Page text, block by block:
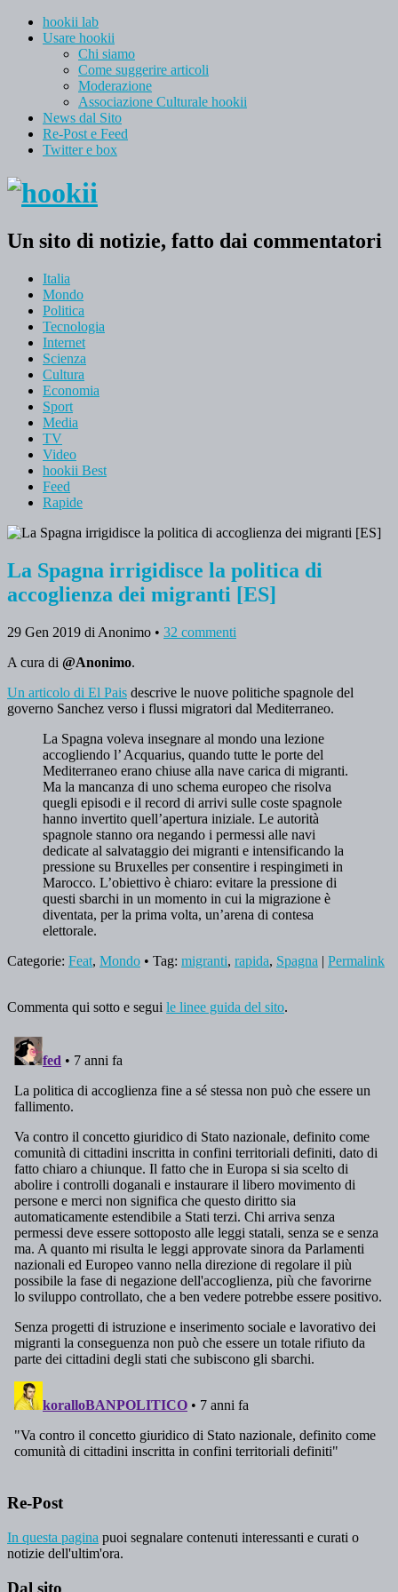
hookii lab
Usare hookii
Chi siamo
Come suggerire articoli
Moderazione
Associazione Culturale hookii
News dal Sito
Re-Post e Feed
Twitter e box
Un sito di notizie, fatto dai commentatori
Italia
Mondo
Politica
Tecnologia
Internet
Scienza
Cultura
Economia
Sport
Media
TV
Video
hookii Best
Feed
Rapide
La Spagna irrigidisce la politica di
accoglienza dei migranti [ES]
29 Gen 2019 di Anonimo • 32 commenti
A cura di @Anonimo.
Un articolo di El Pais descrive le nuove politiche spagnole del
governo Sanchez verso i flussi migratori dal Mediterraneo.
La Spagna voleva insegnare al mondo una lezione
accogliendo l’ Acquarius, quando tutte le porte del
Mediterraneo erano chiuse alla nave carica di migranti.
Ma la mancanza di uno schema europeo che risolva
quegli episodi e il record di arrivi sulle coste spagnole
hanno invertito quell’apertura iniziale. Le autorità
spagnole stanno ora negando i permessi alle navi
dedicate al salvataggio dei migranti e intensificando la
pressione su Bruxelles per consentire i respingimeti in
Marocco. L’obiettivo è chiaro: evitare la pressione di
questi sbarchi in un momento in cui la migrazione è
diventata, per la prima volta, un’arena di contesa
elettorale.
Categorie: Feat, Mondo • Tag: migranti, rapida, Spagna | Permalink
Commenta qui sotto e segui le linee guida del sito.
Re-Post
In questa pagina puoi segnalare contenuti interessanti e curati o
notizie dell'ultim'ora.
Dal sito